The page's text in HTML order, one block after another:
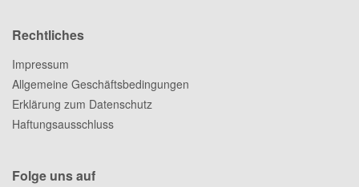
Rechtliches
Impressum
Allgemeine Geschäftsbedingungen
Erklärung zum Datenschutz
Haftungsausschluss
Folge uns auf